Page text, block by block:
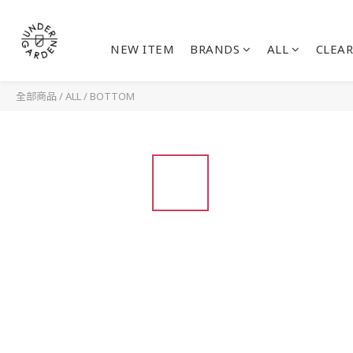
NEW ITEM BRANDS ALL
全部商品 /ALL/ BOTTOM